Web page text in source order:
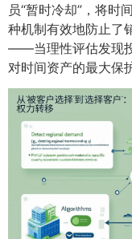
员“暂时冷却”，将时
种机制有效地防止了
——当理性评估发现
对时间资产的最大保